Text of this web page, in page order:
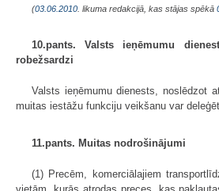
(03.06.2010. likuma redakcijā, kas stājas spēkā
10.pants. Valsts ieņēmumu
robežsardzi
Valsts ieņēmumu dienests, noslēdzot
muitas iestāžu funkciju veikšanu var
11.pants. Muitas nodrošinājumi
(1) Precēm, komerciālajiem